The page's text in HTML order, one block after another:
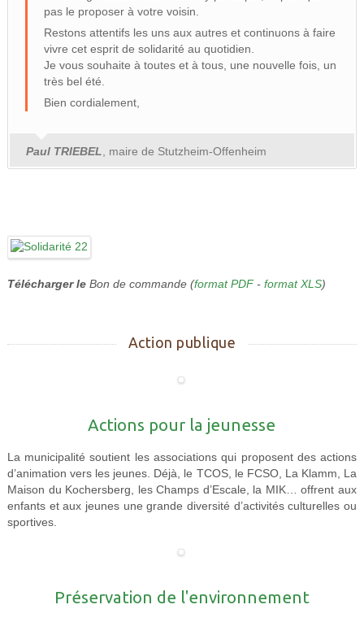
pas le proposer à votre voisin.
Restons attentifs les uns aux autres et continuons à faire
vivre cet esprit de solidarité au quotidien.
Je vous souhaite à toutes et à tous, une nouvelle fois, un
très bel été.
Bien cordialement,
Paul TRIEBEL , maire de Stutzheim-Offenheim
Télécharger leBon de commande (format PDF- format XLS)
Action publique
Actions pour la jeunesse
La municipalité soutient les associations qui proposent des actions
d’animation vers les jeunes. Déjà, le TCOS, le FCSO, La Klamm, La
Maison du Kochersberg, les Champs d’Escale, la MIK… offrent aux
enfants et aux jeunes une grande diversité d’activités culturelles ou
sportives.
Préservation de l'environnement